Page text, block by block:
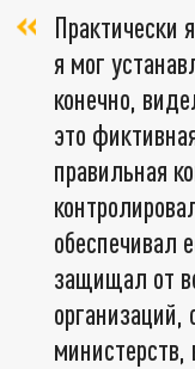
Практически
я мог
конечно,
это
правильная
обеспечивал
защищал от
организаций,
министерств,